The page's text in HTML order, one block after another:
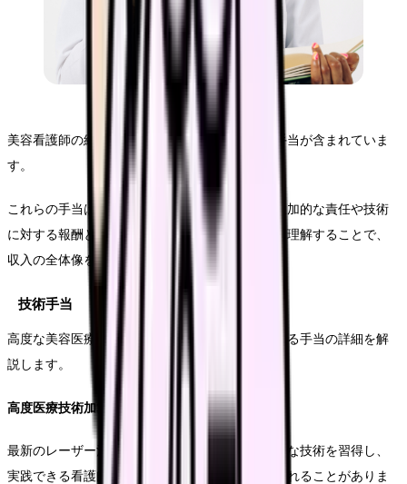
美容看護師の給与には、基本給以外にも様々な手当が含まれていま
す。
これらの手当は、看護師の専門性、勤務環境、追加的な責任や技術
に対する報酬として設計されています。より深く理解することで、
収入の全体像を把握できます。
技術手当
高度な美容医療技術に対する評価として支給される手当の詳細を解
説します。
高度医療技術加算
最新のレーザー治療、脱毛、美容注射などの高度な技術を習得し、
実践できる看護師には、特別な技術手当が支給されることがありま